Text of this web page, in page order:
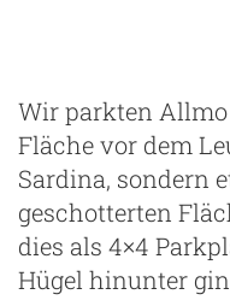
Wir parkten
Fläche vor dem
Sardina, sondern
geschotterten
dies als 4×4
Hügel hinunter